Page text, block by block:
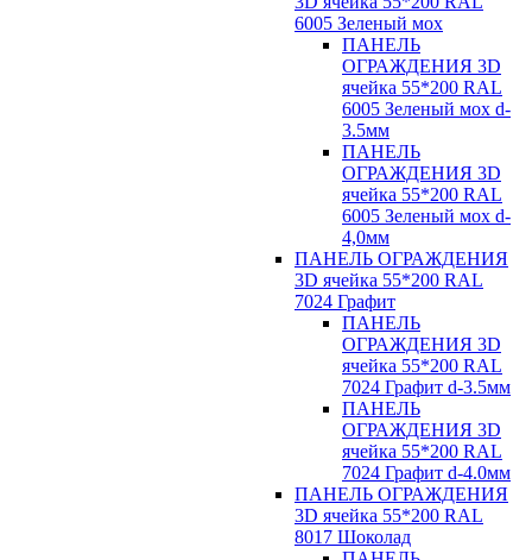
6005 Зеленый мох
ПАНЕЛЬ
ОГРАЖДЕНИЯ 3D
ячейка 55*200 RAL
6005 Зеленый мох d-
3.5мм
ПАНЕЛЬ
ОГРАЖДЕНИЯ 3D
ячейка 55*200 RAL
6005 Зеленый мох d-
4,0мм
ПАНЕЛЬ ОГРАЖДЕНИЯ
3D ячейка 55*200 RAL
7024 Графит
ПАНЕЛЬ
ОГРАЖДЕНИЯ 3D
ячейка 55*200 RAL
7024 Графит d-3.5мм
ПАНЕЛЬ
ОГРАЖДЕНИЯ 3D
ячейка 55*200 RAL
7024 Графит d-4.0мм
ПАНЕЛЬ ОГРАЖДЕНИЯ
3D ячейка 55*200 RAL
8017 Шоколад